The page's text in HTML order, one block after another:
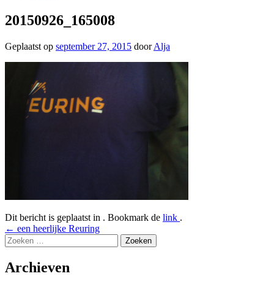
20150926_165008
Geplaatst op september 27, 2015 doorAlja
Dit bericht is geplaatst in . Bookmark de link .
Bericht
navigatie
← een heerlijke Reuring
Zoeken
naar:
Archieven